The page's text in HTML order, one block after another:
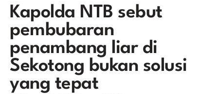
Kapolda NTB sebut
pembubaran
penambang liar di
Sekotong bukan solusi
yang tepat